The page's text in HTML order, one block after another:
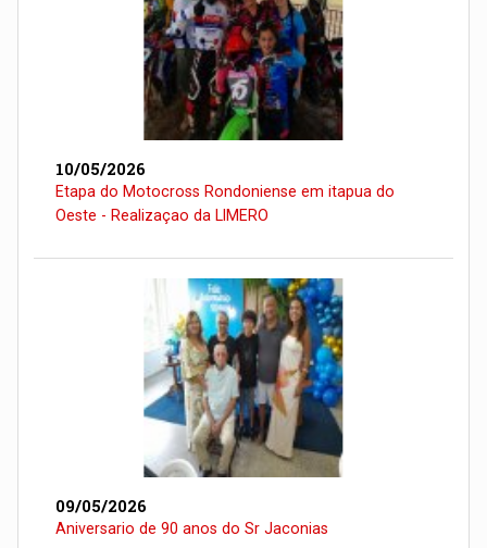
10/05/2026
Etapa do Motocross Rondoniense em itapua do
Oeste - Realizaçao da LIMERO
09/05/2026
Aniversario de 90 anos do Sr Jaconias